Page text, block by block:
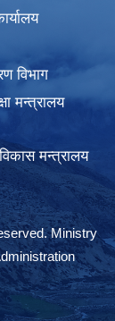
विभाग
मन्त्रालय
मन्त्रालय
Ministry